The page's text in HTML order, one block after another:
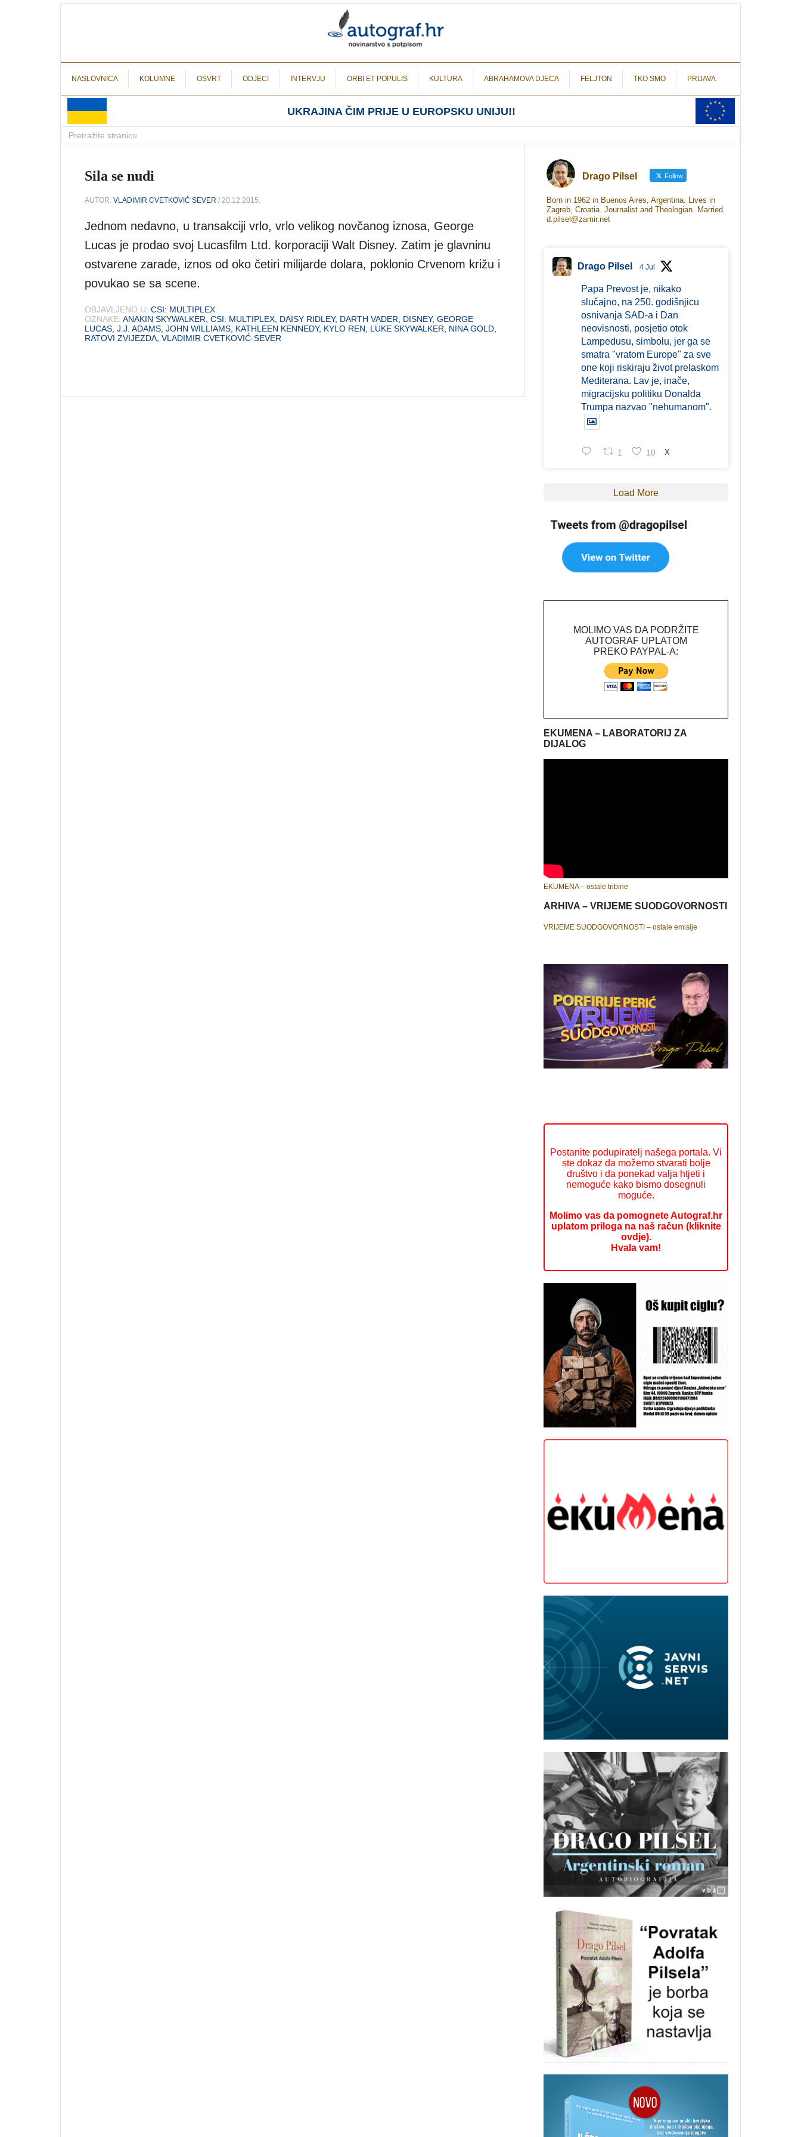
NASLOVNICA KOLUMNE OSVRT ODJECI INTERVJU ORBI ET POPULIS KULTURA ABRAHAMOVA DJECA FELJTON TKO SMO PRIJAVA
UKRAJINA ČIM PRIJE U EUROPSKU UNIJU!!
Sila se nudi
AUTOR: VLADIMIR CVETKOVIĆ SEVER / 20.12.2015.
Jednom nedavno, u transakciji vrlo, vrlo velikog novčanog iznosa, George
Lucas je prodao svoj Lucasfilm Ltd. korporaciji Walt Disney. Zatim je glavninu
ostvarene zarade, iznos od oko četiri milijarde dolara, poklonio Crvenom križu i
povukao se sa scene.
OBJAVLJENO U: CSI: MULTIPLEX
OZNAKE: ANAKIN SKYWALKER CSI: MULTIPLEX DAISY RIDLEY, DARTH VADER DISNEY, GEORGE
LUCAS J.J. ADAMS JOHN WILLIAMS KATHLEEN KENNEDY, KYLO REN LUKE SKYWALKER NINA GOLD
RATOVI ZVIJEZDA VLADIMIR CVETKOVIĆ-SEVER
Drago Pilsel Follow
Born in 1962 in Buenos Aires, Argentina. Lives in
Zagreb, Croatia. Journalist and Theologian. Married.
d.pilsel@zamir.net
Drago Pilsel 4 Jul
Papa Prevost je, nikako
slučajno, na 250. godišnjicu
osnivanja SAD-a i Dan
neovisnosti, posjetio otok
Lampedusu, simbolu, jer ga se
smatra "vratom Europe" za sve
one koji riskiraju život prelaskom
Mediterana. Lav je, inače,
migracijsku politiku Donalda
Trumpa nazvao "nehumanom".
1 10 X
Load More
MOLIMO VAS DA PODRŽITE
AUTOGRAF UPLATOM
PREKO PAYPAL-A:
EKUMENA – LABORATORIJ ZA
DIJALOG
EKUMENA – ostale tribine
ARHIVA – VRIJEME SUODGOVORNOSTI
VRIJEME SUODGOVORNOSTI – ostale emisije
Postanite podupiratelj našega portala. Vi
ste dokaz da možemo stvarati bolje
društvo i da ponekad valja htjeti i
nemoguće kako bismo dosegnuli
moguće.
Molimo vas da pomognete Autograf.hr
uplatom priloga na naš račun (kliknite
ovdje).
Hvala vam!